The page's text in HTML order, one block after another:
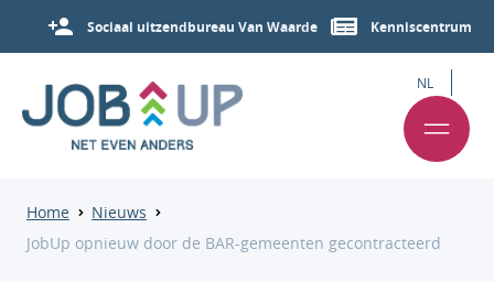
Sociaal uitzendbureau Van Waarde Kenniscentrum
NL
Home
Nieuws
JobUp opnieuw door de BAR-gemeenten gecontracteerd